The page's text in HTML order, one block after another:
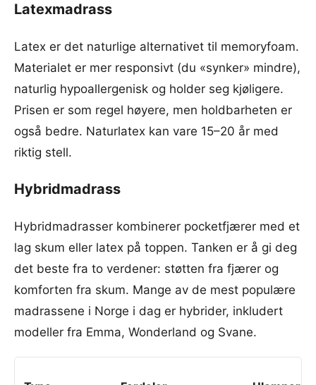
Latexmadrass
Latex er det naturlige alternativet til memoryfoam.
Materialet er mer responsivt (du «synker» mindre),
naturlig hypoallergenisk og holder seg kjøligere.
Prisen er som regel høyere, men holdbarheten er
også bedre. Naturlatex kan vare 15–20 år med
riktig stell.
Hybridmadrass
Hybridmadrasser kombinerer pocketfjærer med et
lag skum eller latex på toppen. Tanken er å gi deg
det beste fra to verdener: støtten fra fjærer og
komforten fra skum. Mange av de mest populære
madrassene i Norge i dag er hybrider, inkludert
modeller fra Emma, Wonderland og Svane.